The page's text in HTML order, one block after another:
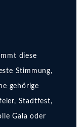
diese
Stimmung,
gehörige
Stadtfest,
Gala oder